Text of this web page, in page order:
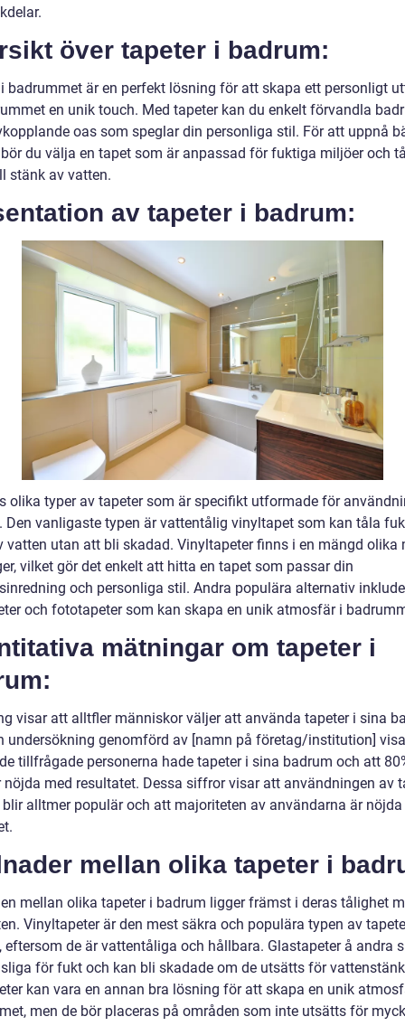
över tapeter i badrum:
badrummet är en perfekt lösning för att skapa ett personligt
en unik touch. Med tapeter kan du enkelt förvandla
oas som speglar din personliga stil. För att uppnå
du välja en tapet som är anpassad för fuktiga miljöer och
stänk av vatten.
av tapeter i badrum:
olika typer av tapeter som är specifikt utformade för
Den vanligaste typen är vattentålig vinyltapet som kan tåla
vatten utan att bli skadad. Vinyltapeter finns i en mängd olika
vilket gör det enkelt att hitta en tapet som passar din
och personliga stil. Andra populära alternativ
och fototapeter som kan skapa en unik atmosfär i
mätningar om tapeter i
visar att alltfler människor väljer att använda tapeter i sina
undersökning genomförd av [namn på företag/institution]
tillfrågade personerna hade tapeter i sina badrum och att
nöjda med resultatet. Dessa siffror visar att användningen av
alltmer populär och att majoriteten av användarna är
mellan olika tapeter i
mellan olika tapeter i badrum ligger främst i deras tålighet
Vinyltapeter är den mest säkra och populära typen av
eftersom de är vattentåliga och hållbara. Glastapeter å andra
för fukt och kan bli skadade om de utsätts för
kan vara en annan bra lösning för att skapa en unik
men de bör placeras på områden som inte utsätts för